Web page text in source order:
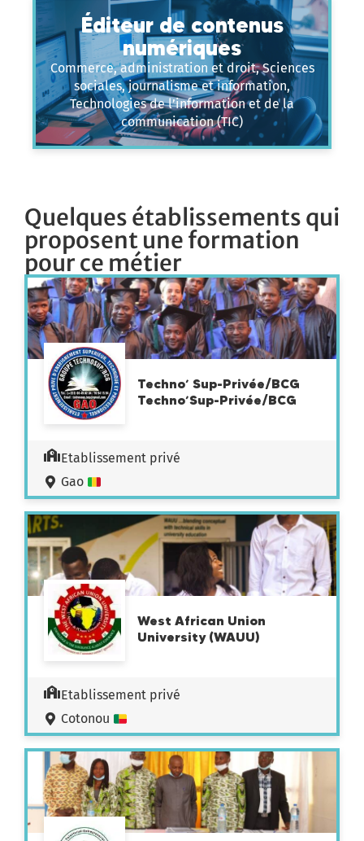
Éditeur de contenus
numériques
Commerce, administration et droit, Sciences
sociales, journalisme et information,
Technologies de l’information et de la
communication (TIC)
Quelques établissements qui
proposent une formation
pour ce métier
Techno’ Sup-Privée/BCG
Techno’Sup-Privée/BCG
Etablissement privé
Gao
West African Union
University (WAUU)
Etablissement privé
Cotonou